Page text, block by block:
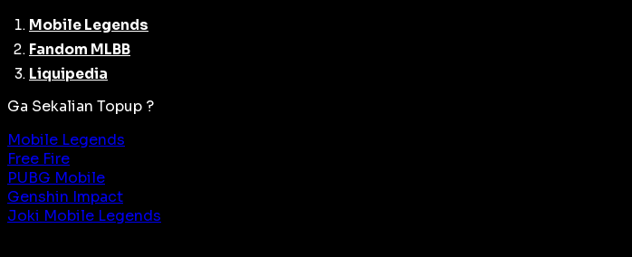
Mobile Legends
Fandom MLBB
Liquipedia
Ga Sekalian Topup ?
Mobile Legends
Free Fire
PUBG Mobile
Genshin Impact
Joki Mobile Legends